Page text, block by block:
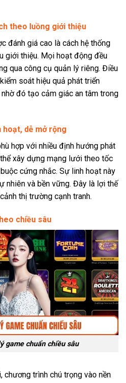
theo luồng giới thiệu
đánh giá cao là cách hệ thống
giới thiệu. Mọi hoạt động đều
qua công cụ quản lý riêng. Điều
soát hiệu quả phát triển
nhờ đó tạo cảm giác an tâm trong
hoạt, dễ mở rộng
hợp với nhiều định hướng phát
xây dựng mạng lưới theo tốc
cứng nhắc. Sự linh hoạt này
nhiên và bền vững. Đây là lợi thế
thị trường cạnh tranh.
chiều sâu
game chuẩn chiều sâu
chương trình chú trọng vào nền